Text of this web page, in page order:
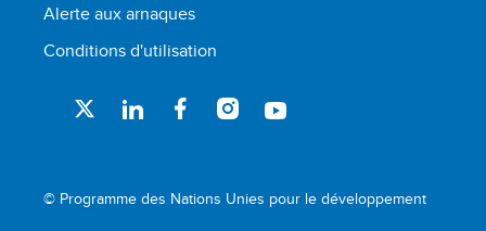
Alerte aux arnaques
Conditions d'utilisation
© Programme des Nations Unies pour le développement